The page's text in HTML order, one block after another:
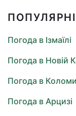
Погода в Ізмаїлі
Погода в Новій
Погода в
Погода в Арцизі